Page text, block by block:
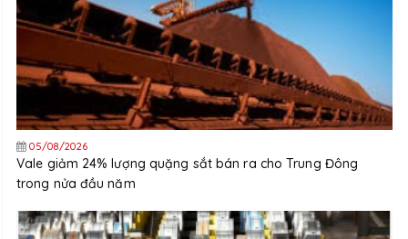
05/08/2026
Vale giảm 24% lượng quặng sắt bán ra cho Trung Đông
trong nửa đầu năm